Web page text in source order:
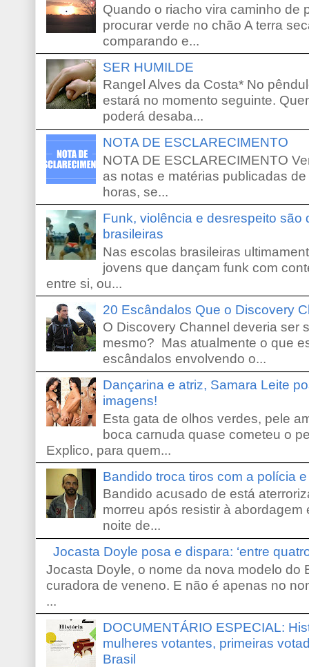
Quando o riacho vira caminho de
procurar verde no chão A terra
comparando e...
SER HUMILDE
Rangel Alves da Costa* No
estará no momento seguinte.
poderá desaba...
NOTA DE ESCLARECIMENTO
NOTA DE ESCLARECIMENTO
as notas e matérias publicadas
horas, se...
Funk, violência e desrespeito são
brasileiras
Nas escolas brasileiras
jovens que dançam funk com
entre si, ou...
20 Escândalos Que o Discovery
O Discovery Channel deveria ser
mesmo? Mas atualmente o que
escândalos envolvendo o...
Dançarina e atriz, Samara Leite
imagens!
Esta gata de olhos verdes, pele
boca carnuda quase cometeu o
Explico, para quem...
Bandido troca tiros com a polícia
Bandido acusado de está
morreu após resistir à
noite de...
Jocasta Doyle posa e dispara: ‘entre
Jocasta Doyle, o nome da nova modelo do
curadora de veneno. E não é apenas no
...
DOCUMENTÁRIO ESPECIAL:
mulheres votantes, primeiras
Brasil